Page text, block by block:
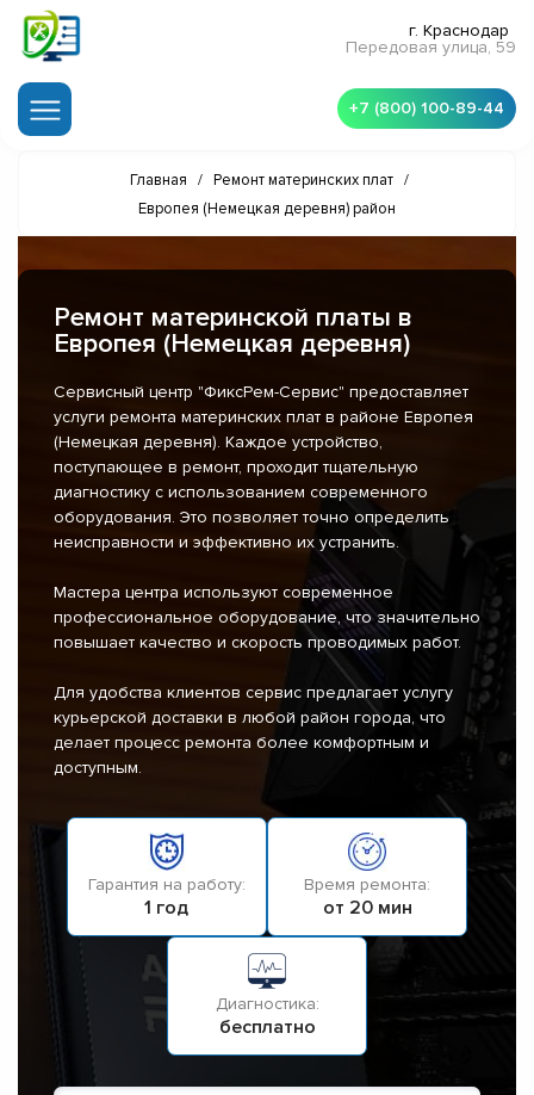
г. Краснодар
Передовая улица, 59
+7 (800) 100-89-44
Главная / Ремонт материнских плат /
Европея (Немецкая деревня) район
Ремонт материнской платы в
Европея (Немецкая деревня)
Сервисный центр "ФиксРем-Сервис" предоставляет
услуги ремонта материнских плат в районе Европея
(Немецкая деревня). Каждое устройство,
поступающее в ремонт, проходит тщательную
диагностику с использованием современного
оборудования. Это позволяет точно определить
неисправности и эффективно их устранить.
Мастера центра используют современное
профессиональное оборудование, что значительно
повышает качество и скорость проводимых работ.
Для удобства клиентов сервис предлагает услугу
курьерской доставки в любой район города, что
делает процесс ремонта более комфортным и
доступным.
Гарантия на работу:
1 год
Время ремонта:
от 20 мин
Диагностика:
бесплатно